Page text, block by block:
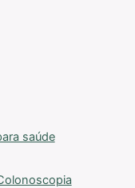
saúde